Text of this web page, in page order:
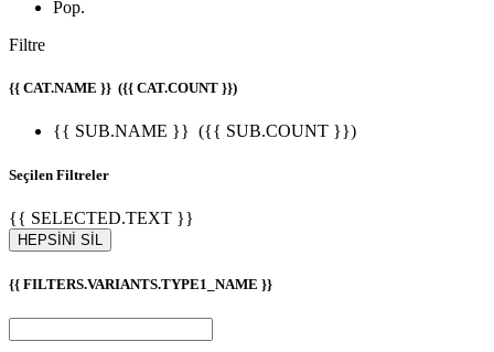
Pop.
Filtre
{{ CAT.NAME }} ({{ CAT.COUNT }})
{{ SUB.NAME }} ({{ SUB.COUNT }})
Seçilen Filtreler
{{ SELECTED.TEXT }}
HEPSİNİ SİL
{{ FILTERS.VARIANTS.TYPE1_NAME }}